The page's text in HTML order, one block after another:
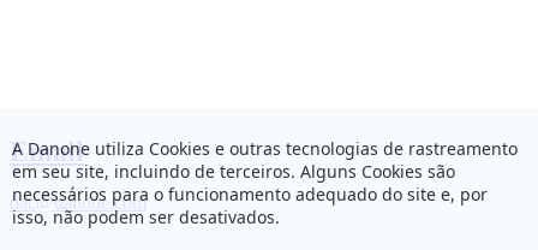
Email
dac@danone.com
A Danone utiliza Cookies e outras tecnologias de rastreamento
em seu site, incluindo de terceiros. Alguns Cookies são
necessários para o funcionamento adequado do site e, por
isso, não podem ser desativados.